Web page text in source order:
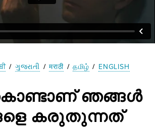
/ ગુજરાતી / मराठी / தமிழ் / ENGLISH
ഞങ്ങൾ
കരുതുന്നത്